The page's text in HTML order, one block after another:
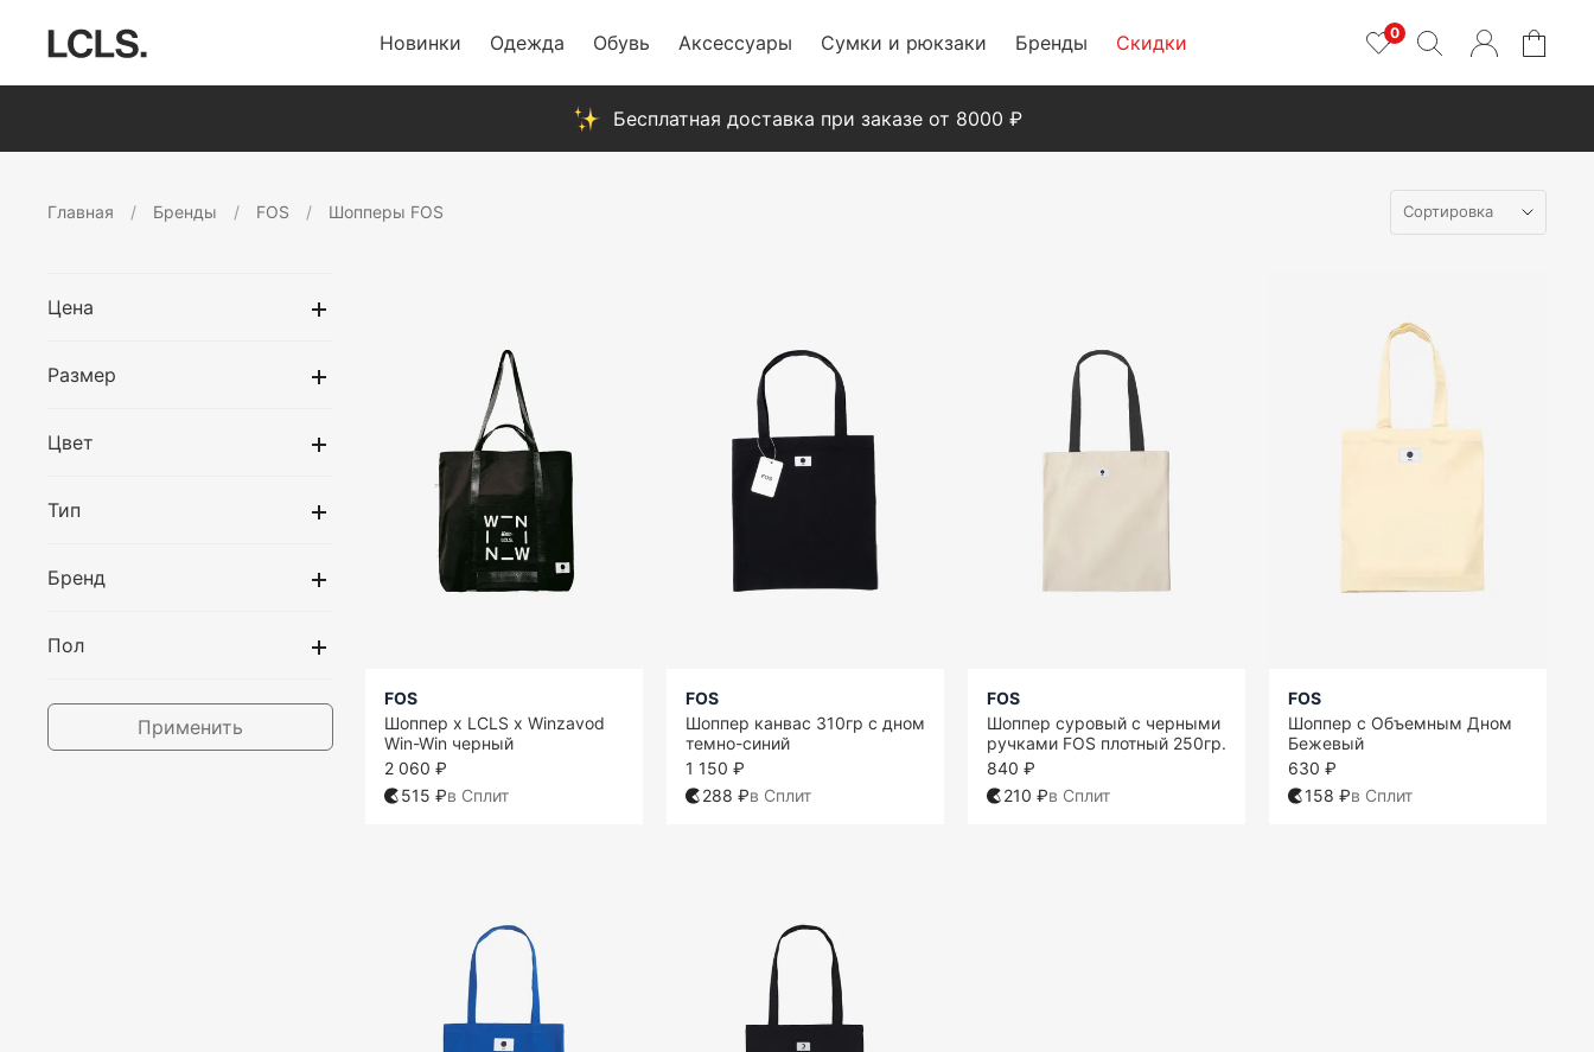
0
Новинки Одежда Обувь Аксессуары Сумки и рюкзаки Бренды Скидки
Бесплатная доставка при заказе от 8000 ₽
Главная Бренды FOS Шопперы FOS
Цена
Размер
Цвет
Тип
Бренд
Пол
Применить
FOS
Шоппер x LCLS x Winzavod
Win-Win черный
2 060 ₽
515 ₽в Сплит
FOS
Шоппер канвас 310гр с дном
темно-синий
1 150 ₽
288 ₽в Сплит
FOS
Шоппер суровый с черными
ручками FOS плотный 250гр.
840 ₽
210 ₽в Сплит
FOS
Шоппер с Объемным Дном
Бежевый
630 ₽
158 ₽в Сплит